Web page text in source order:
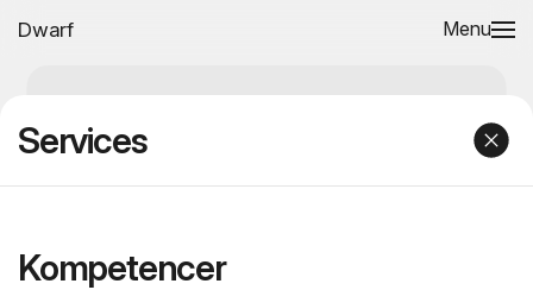
Dwarf Menu
Services
Kompetencer